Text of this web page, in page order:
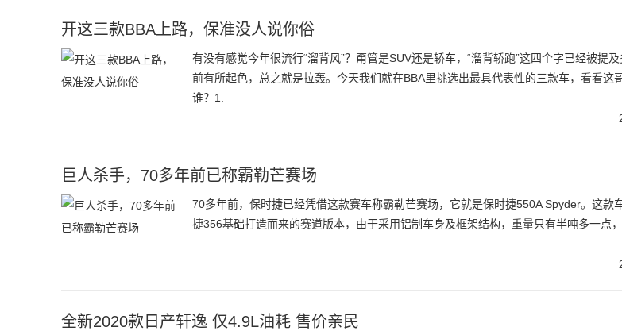
开这三款BBA上路，保准没人说你俗
有没有感觉今年很流行“溜背风”？甭管是SUV还是轿车，“溜背轿跑”这四个字已经被提
前有所起色，总之就是拉轰。今天我们就在BBA里挑选出最具代表性的三款车，看看这
谁？1.
巨人杀手，70多年前已称霸勒芒赛场
70多年前，保时捷已经凭借这款赛车称霸勒芒赛场，它就是保时捷550A Spyder。这款
捷356基础打造而来的赛道版本，由于采用铝制车身及框架结构，重量只有半吨多一点
全新2020款日产轩逸 仅4.9L油耗 售价亲民